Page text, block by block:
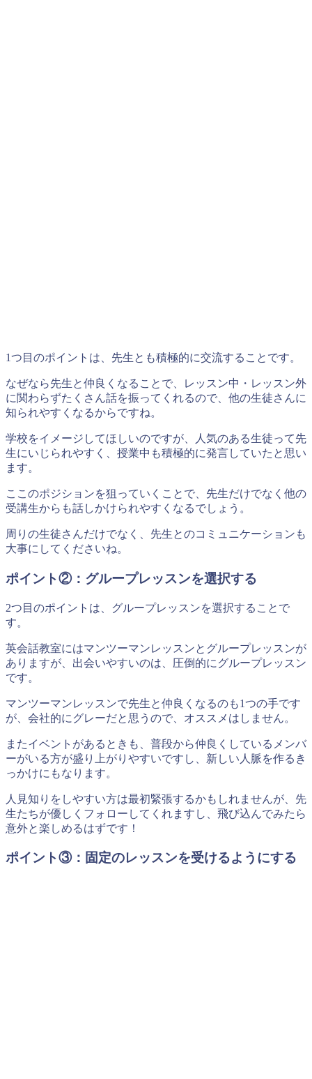
1つ目のポイントは、先生とも積極的に交流することです。
なぜなら先生と仲良くなることで、レッスン中・レッスン外
に関わらずたくさん話を振ってくれるので、他の生徒さんに
知られやすくなるからですね。
学校をイメージしてほしいのですが、人気のある生徒って先
生にいじられやすく、授業中も積極的に発言していたと思い
ます。
ここのポジションを狙っていくことで、先生だけでなく他の
受講生からも話しかけられやすくなるでしょう。
周りの生徒さんだけでなく、先生とのコミュニケーションも
大事にしてくださいね。
ポイント②：グループレッスンを選択する
2つ目のポイントは、グループレッスンを選択することで
す。
英会話教室にはマンツーマンレッスンとグループレッスンが
ありますが、出会いやすいのは、圧倒的にグループレッスン
です。
マンツーマンレッスンで先生と仲良くなるのも1つの手です
が、会社的にグレーだと思うので、オススメはしません。
またイベントがあるときも、普段から仲良くしているメンバ
ーがいる方が盛り上がりやすいですし、新しい人脈を作るき
っかけにもなります。
人見知りをしやすい方は最初緊張するかもしれませんが、先
生たちが優しくフォローしてくれますし、飛び込んでみたら
意外と楽しめるはずです！
ポイント③：固定のレッスンを受けるようにする